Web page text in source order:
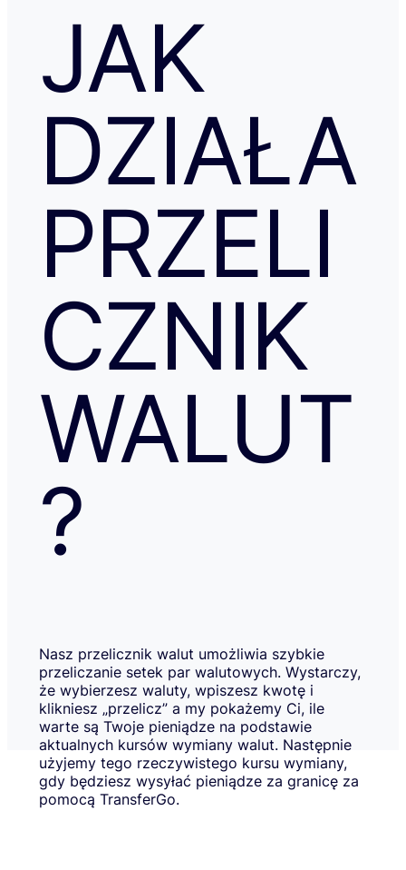
JAK
DZIAŁA
PRZELI
CZNIK
WALUT
?
Nasz przelicznik walut umożliwia szybkie
przeliczanie setek par walutowych. Wystarczy,
że wybierzesz waluty, wpiszesz kwotę i
klikniesz „przelicz” a my pokażemy Ci, ile
warte są Twoje pieniądze na podstawie
aktualnych kursów wymiany walut. Następnie
użyjemy tego rzeczywistego kursu wymiany,
gdy będziesz wysyłać pieniądze za granicę za
pomocą TransferGo.